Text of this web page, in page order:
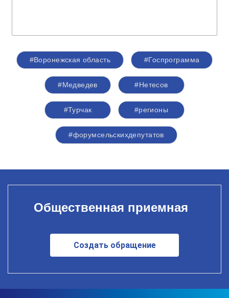
#Воронежская область #Госпрограмма
#Медведев #Нетесов
#Турчак #регионы
#форумсельскихдепутатов
Общественная приемная
Создать обращение